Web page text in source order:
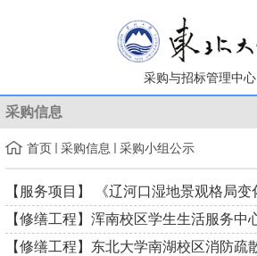
采购与招标管理中心
采购信息
首页 采购信息 采购小组公示